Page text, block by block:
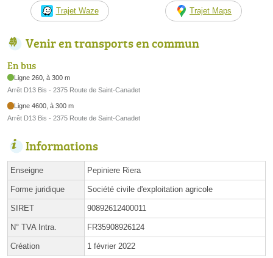
Trajet Waze Trajet Maps
Venir en transports en commun
En bus
Ligne 260, à 300 m
Arrêt D13 Bis - 2375 Route de Saint-Canadet
Ligne 4600, à 300 m
Arrêt D13 Bis - 2375 Route de Saint-Canadet
Informations
Enseigne Pepiniere Riera
Forme juridique Société civile d'exploitation agricole
SIRET 90892612400011
N° TVA Intra. FR35908926124
Création 1 février 2022